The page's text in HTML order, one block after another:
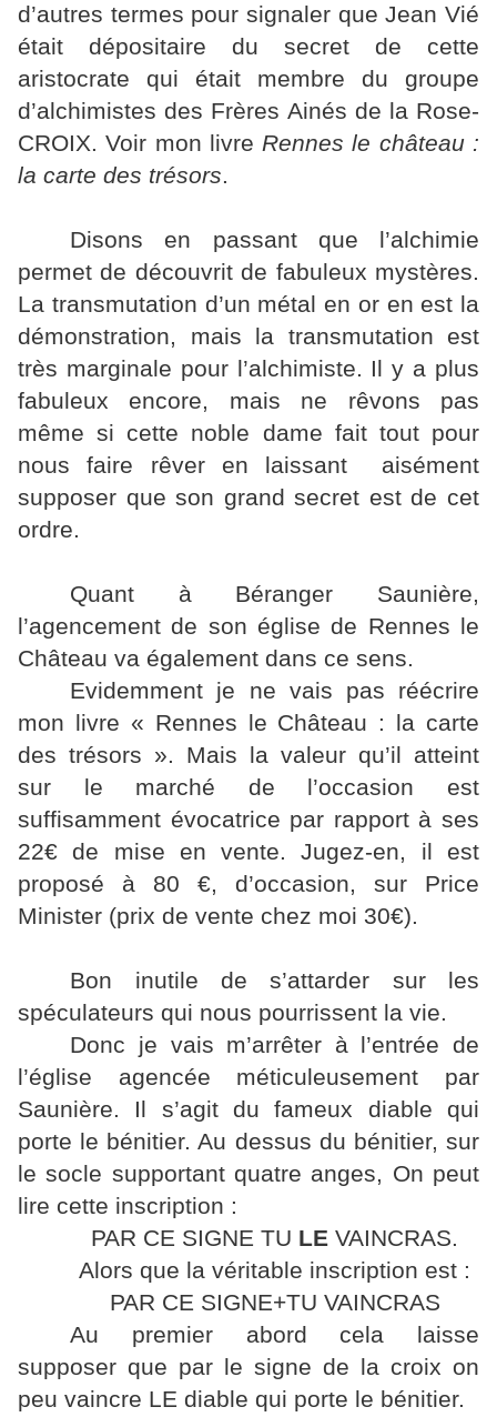
d’autres termes pour signaler que Jean Vié
était dépositaire du secret de cette
aristocrate qui était membre du groupe
d’alchimistes des Frères Ainés de la Rose-
CROIX. Voir mon livreRennes le château :
la carte des trésors.
Disons en passant que l’alchimie
permet de découvrit de fabuleux mystères.
La transmutation d’un métal en or en est la
démonstration, mais la transmutation est
très marginale pour l’alchimiste. Il y a plus
fabuleux encore, mais ne rêvons pas
même si cette noble dame fait tout pour
nous faire rêver en laissant aisément
supposer que son grand secret est de cet
ordre.
Quant à Béranger Saunière,
l’agencement de son église de Rennes le
Château va également dans ce sens.
Evidemment je ne vais pas réécrire
mon livre « Rennes le Château : la carte
des trésors ». Mais la valeur qu’il atteint
sur le marché de l’occasion est
suffisamment évocatrice par rapport à ses
22€ de mise en vente. Jugez-en, il est
proposé à 80 €, d’occasion, sur Price
Minister (prix de vente chez moi 30€).
Bon inutile de s’attarder sur les
spéculateurs qui nous pourrissent la vie.
Donc je vais m’arrêter à l’entrée de
l’église agencée méticuleusement par
Saunière. Il s’agit du fameux diable qui
porte le bénitier. Au dessus du bénitier, sur
le socle supportant quatre anges, On peut
lire cette inscription :
PAR CE SIGNE TU LE VAINCRAS.
Alors que la véritable inscription est :
PAR CE SIGNE+TU VAINCRAS
Au premier abord cela laisse
supposer que par le signe de la croix on
peu vaincre LE diable qui porte le bénitier.